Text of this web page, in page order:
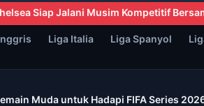
Bersama Alonso India Berpotensi
Liga Italia Liga Spanyol
Muda untuk Hadapi FIFA Series